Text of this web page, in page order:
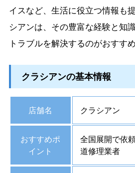
イスなど、生活に役立つ情報も
シアンは、その豊富な経験と知
トラブルを解決するのがおすすめ
クラシアンの基本情報
店舗名 クラシアン
おすすめポ
イント
全国展開で依
道修理業者